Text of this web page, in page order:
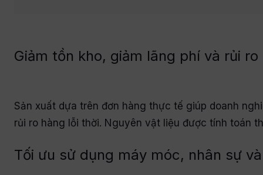
Giảm tồn kho, giảm lãng phí và rủi
Sản xuất dựa trên đơn hàng thực tế giúp doanh
rủi ro hàng lỗi thời. Nguyên vật liệu được tính toán
Tối ưu sử dụng máy móc, nhân sự